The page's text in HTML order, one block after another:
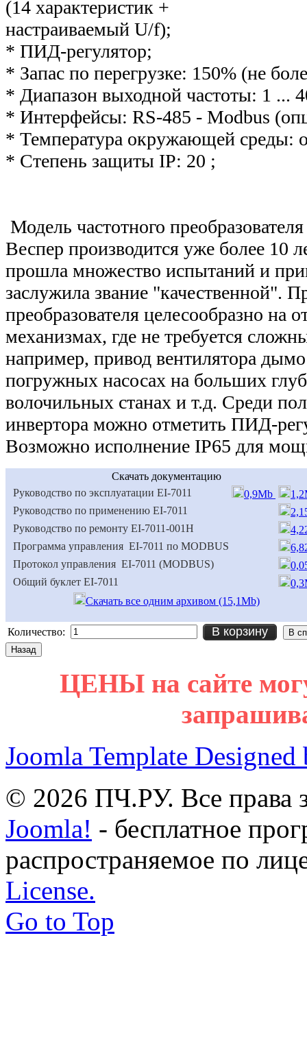
(14 характеристик +
настраиваемый U/f);
* ПИД-регулятор;
* Запас по перегрузке: 150% (не
* Диапазон выходной частоты: 1 ...
* Интерфейсы: RS-485 - Modbus
* Температура окружающей среды:
* Степень защиты IP: 20 ;
Модель частотного
Веспер производится уже более 10
прошла множество испытаний и
заслужила звание "качественной".
преобразователя целесообразно на
механизмах, где не требуется
например, привод вентилятора
погружных насосах на больших
волочильных станах и т.д. Среди
инвертора можно отметить ПИД-
Возможно исполнение IP65 для
Скачать документацию
Руководство по эксплуатации ЕI-7011
0,9Mb
Руководство по применению ЕI-7011
Руководство по ремонту ЕI-7011-001Н
Программа управления EI-7011 по MODBUS
Протокол управления EI-7011 (MODBUS)
Общий буклет ЕI-7011
Скачать все одним архивом (15,1Mb)
Количество: В корзину
ЦЕНЫ на сайте
Joomla Template Designed
© 2026 ПЧ.РУ. Все права
Joomla! - бесплатное
распространяемое по
License.
Go to Top